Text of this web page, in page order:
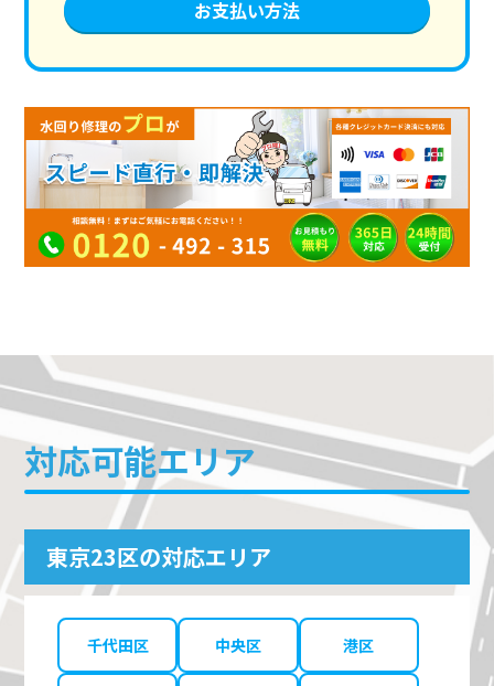
お支払い方法
対応可能エリア
東京23区の対応エリア
千代田区 中央区 港区